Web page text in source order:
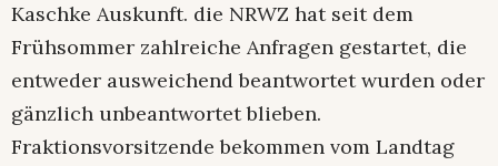
Kaschke Auskunft. die NRWZ hat seit dem
Frühsommer zahlreiche Anfragen gestartet, die
entweder ausweichend beantwortet wurden oder
gänzlich unbeantwortet blieben.
Fraktionsvorsitzende bekommen vom Landtag